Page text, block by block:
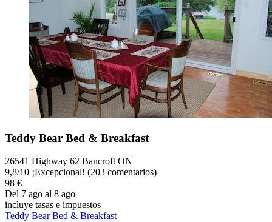
Teddy Bear Bed & Breakfast
26541 Highway 62 Bancroft ON
9,8/10 ¡Excepcional! (203 comentarios)
98 €
Del 7 ago al 8 ago
incluye tasas e impuestos
Teddy Bear Bed & Breakfast